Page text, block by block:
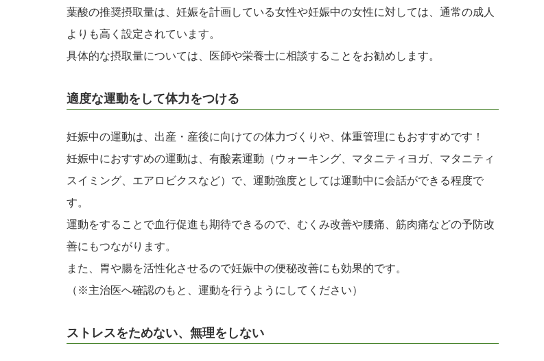
葉酸の推奨摂取量は、妊娠を計画している女性や妊娠中の女性に対しては、通常の成人
よりも高く設定されています。
具体的な摂取量については、医師や栄養士に相談することをお勧めします。
適度な運動をして体力をつける
妊娠中の運動は、出産・産後に向けての体力づくりや、体重管理にもおすすめです！
妊娠中におすすめの運動は、有酸素運動（ウォーキング、マタニティヨガ、マタニティ
スイミング、エアロビクスなど）で、運動強度としては運動中に会話ができる程度で
す。
運動をすることで血行促進も期待できるので、むくみ改善や腰痛、筋肉痛などの予防改
善にもつながります。
また、胃や腸を活性化させるので妊娠中の便秘改善にも効果的です。
（※主治医へ確認のもと、運動を行うようにしてください）
ストレスをためない、無理をしない